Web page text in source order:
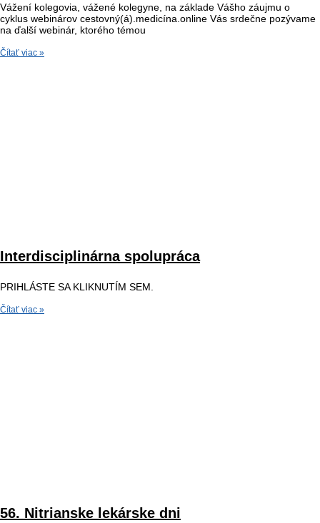
Vážení kolegovia, vážené kolegyne, na základe Vášho záujmu o
cyklus webinárov cestovný(á).medicína.online Vás srdečne pozývame
na ďalší webinár, ktorého témou
Čítať viac »
Interdisciplinárna spolupráca
PRIHLÁSTE SA KLIKNUTÍM SEM.
Čítať viac »
56. Nitrianske lekárske dni